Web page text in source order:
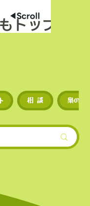
トップクラ
ンや草コイ
ため、投資
トップクラ
ンや草コイ
◀︎Scroll
相 談 梟のひ